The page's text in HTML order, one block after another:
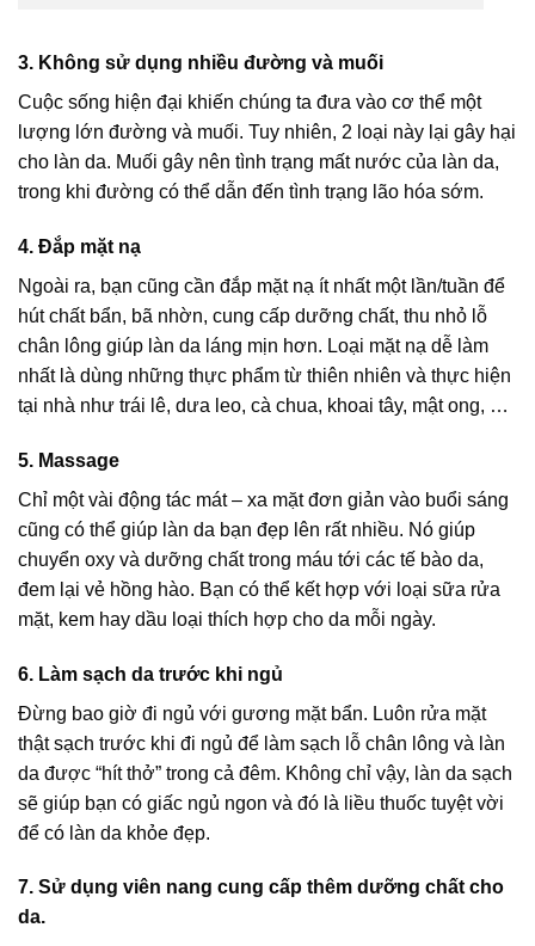
3. Không sử dụng nhiều đường và muối
Cuộc sống hiện đại khiến chúng ta đưa vào cơ thể một
lượng lớn đường và muối. Tuy nhiên, 2 loại này lại gây hại
cho làn da. Muối gây nên tình trạng mất nước của làn da,
trong khi đường có thể dẫn đến tình trạng lão hóa sớm.
4. Đắp mặt nạ
Ngoài ra, bạn cũng cần đắp mặt nạ ít nhất một lần/tuần để
hút chất bẩn, bã nhờn, cung cấp dưỡng chất, thu nhỏ lỗ
chân lông giúp làn da láng mịn hơn. Loại mặt nạ dễ làm
nhất là dùng những thực phẩm từ thiên nhiên và thực hiện
tại nhà như trái lê, dưa leo, cà chua, khoai tây, mật ong, …
5. Massage
Chỉ một vài động tác mát – xa mặt đơn giản vào buổi sáng
cũng có thể giúp làn da bạn đẹp lên rất nhiều. Nó giúp
chuyển oxy và dưỡng chất trong máu tới các tế bào da,
đem lại vẻ hồng hào. Bạn có thể kết hợp với loại sữa rửa
mặt, kem hay dầu loại thích hợp cho da mỗi ngày.
6. Làm sạch da trước khi ngủ
Đừng bao giờ đi ngủ với gương mặt bẩn. Luôn rửa mặt
thật sạch trước khi đi ngủ để làm sạch lỗ chân lông và làn
da được “hít thở” trong cả đêm. Không chỉ vậy, làn da sạch
sẽ giúp bạn có giấc ngủ ngon và đó là liều thuốc tuyệt vời
để có làn da khỏe đẹp.
7. Sử dụng viên nang cung cấp thêm dưỡng chất cho
da.